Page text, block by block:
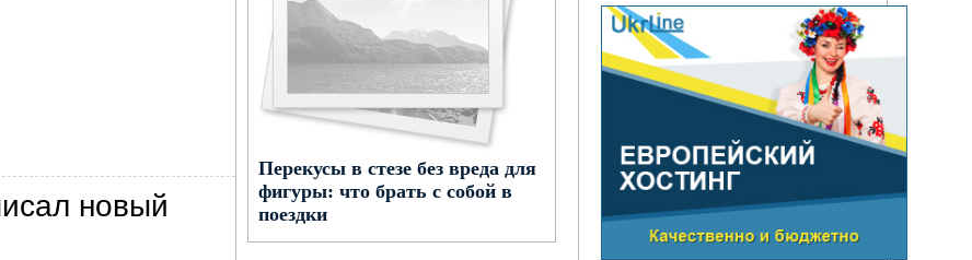
новый
Перекусы в стезе без вреда для
фигуры: что брать с собой в
поездки